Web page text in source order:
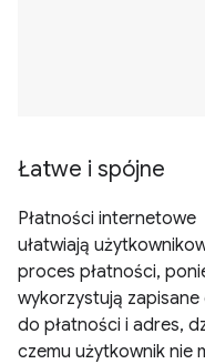
Łatwe i spójne
Płatności internetowe
ułatwiają
proces płatności,
wykorzystują zapisane
do płatności i adres,
czemu użytkownik nie